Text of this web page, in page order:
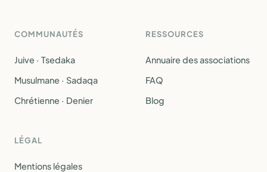
COMMUNAUTÉS
Juive · Tsedaka
Musulmane · Sadaqa
Chrétienne · Denier
RESSOURCES
Annuaire des associations
FAQ
Blog
LÉGAL
Mentions légales